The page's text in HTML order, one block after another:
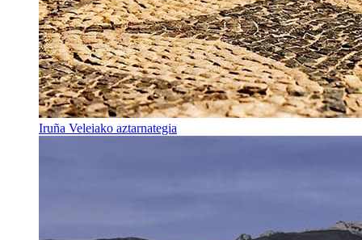
Iruña Veleiako aztarnategia